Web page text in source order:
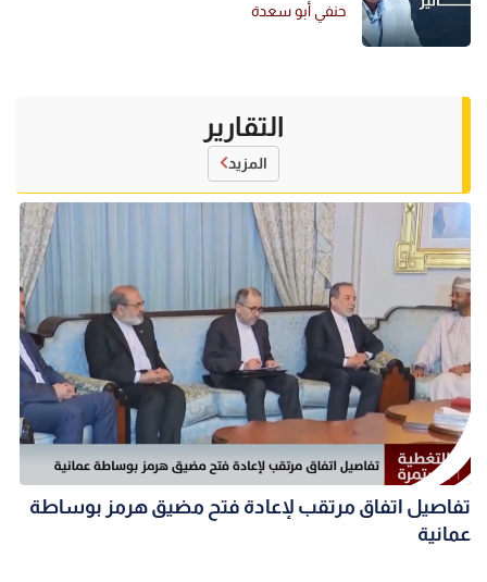
حنفي أبو سعدة
التقارير
المزيد
تفاصيل اتفاق مرتقب لإعادة فتح مضيق هرمز بوساطة
عمانية